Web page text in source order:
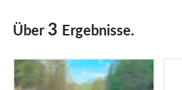
Über 3 Ergebnisse.